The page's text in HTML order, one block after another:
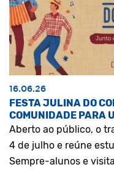
16.06.26
FESTA JULINA DO
COMUNIDADE PARA
Aberto ao público, o
4 de julho e reúne
Sempre-alunos e